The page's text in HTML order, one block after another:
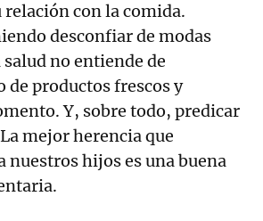
relación con la comida.
desconfiar de modas
no entiende de
de productos frescos y
Y, sobre todo, predicar
mejor herencia que
nuestros hijos es una buena